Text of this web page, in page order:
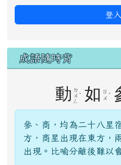
登入
成語隨時背
動 ㄉ
ㄨ
ㄥ
ˋ 如 ㄖ
ㄨ ˊ
參、商，均為二十八星
方，商星出現在東方，
出現。比喻分離後難以